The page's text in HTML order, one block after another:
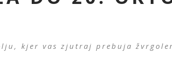
kjer vas zjutraj prebuja